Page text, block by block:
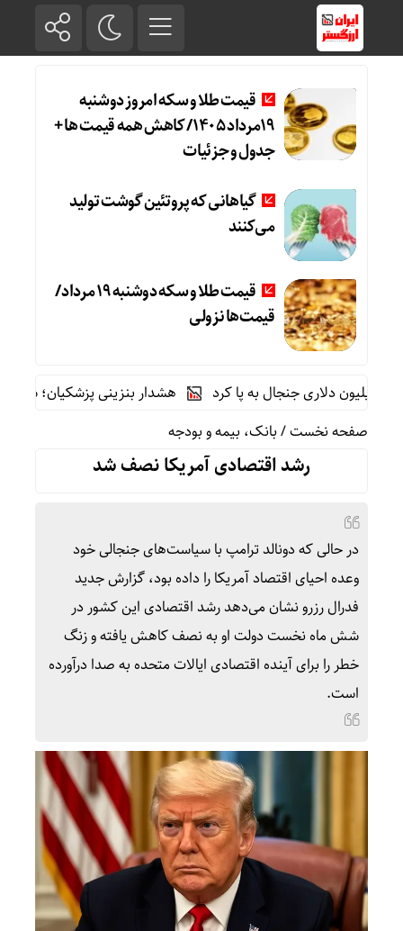
قیمت طلا و سکه امروز دوشنبه
19مرداد 1405/ کاهش همه قیمت ها +
جدول و جزئیات
گیاهانی که پروتئین گوشت تولید
می‌کنند
قیمت طلا و سکه دوشنبه 19 مرداد/
قیمت‌ها نزولی
هشدار بنزینی پزشکیان؛ سیگنال
صفحه نخست/بانک، بیمه و بودجه
رشد اقتصادی آمریکا نصف شد
در حالی که دونالد ترامپ با سیاست‌های جنجالی خود
وعده احیای اقتصاد آمریکا را داده بود، گزارش جدید
فدرال رزرو نشان می‌دهد رشد اقتصادی این کشور در
شش ماه نخست دولت او به نصف کاهش یافته و زنگ
خطر را برای آینده اقتصادی ایالات متحده به صدا درآورده
است.